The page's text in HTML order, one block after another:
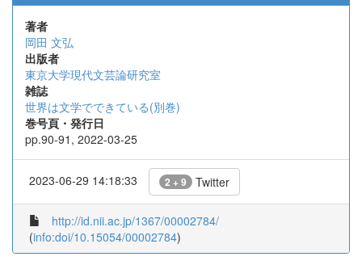
著者
岡田 文弘
出版者
東京大学現代文芸論研究室
雑誌
世界は文学でできている(別巻)
巻号頁・発行日
pp.90-91, 2022-03-25
2023-06-29 14:18:33 2 + 9 Twitter
http://id.nii.ac.jp/1367/00002784/
(info:doi/10.15054/00002784)